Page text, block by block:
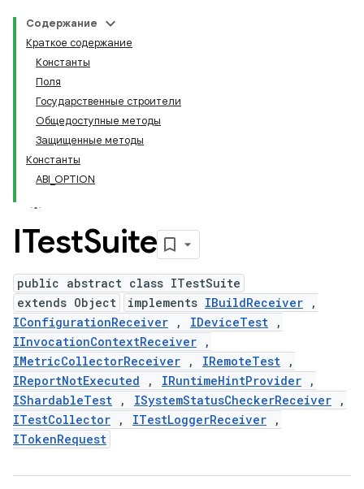
Содержание
Краткое содержание
Константы
Поля
Государственные строители
Общедоступные методы
Защищенные методы
Константы
ABI_OPTION
ITestSuite
public abstract class ITestSuite
extends Object
implements IBuildReceiver ,
IConfigurationReceiver , IDeviceTest ,
IInvocationContextReceiver ,
IMetricCollectorReceiver , IRemoteTest ,
IReportNotExecuted , IRuntimeHintProvider ,
IShardableTest , ISystemStatusCheckerReceiver ,
ITestCollector , ITestLoggerReceiver ,
ITokenRequest